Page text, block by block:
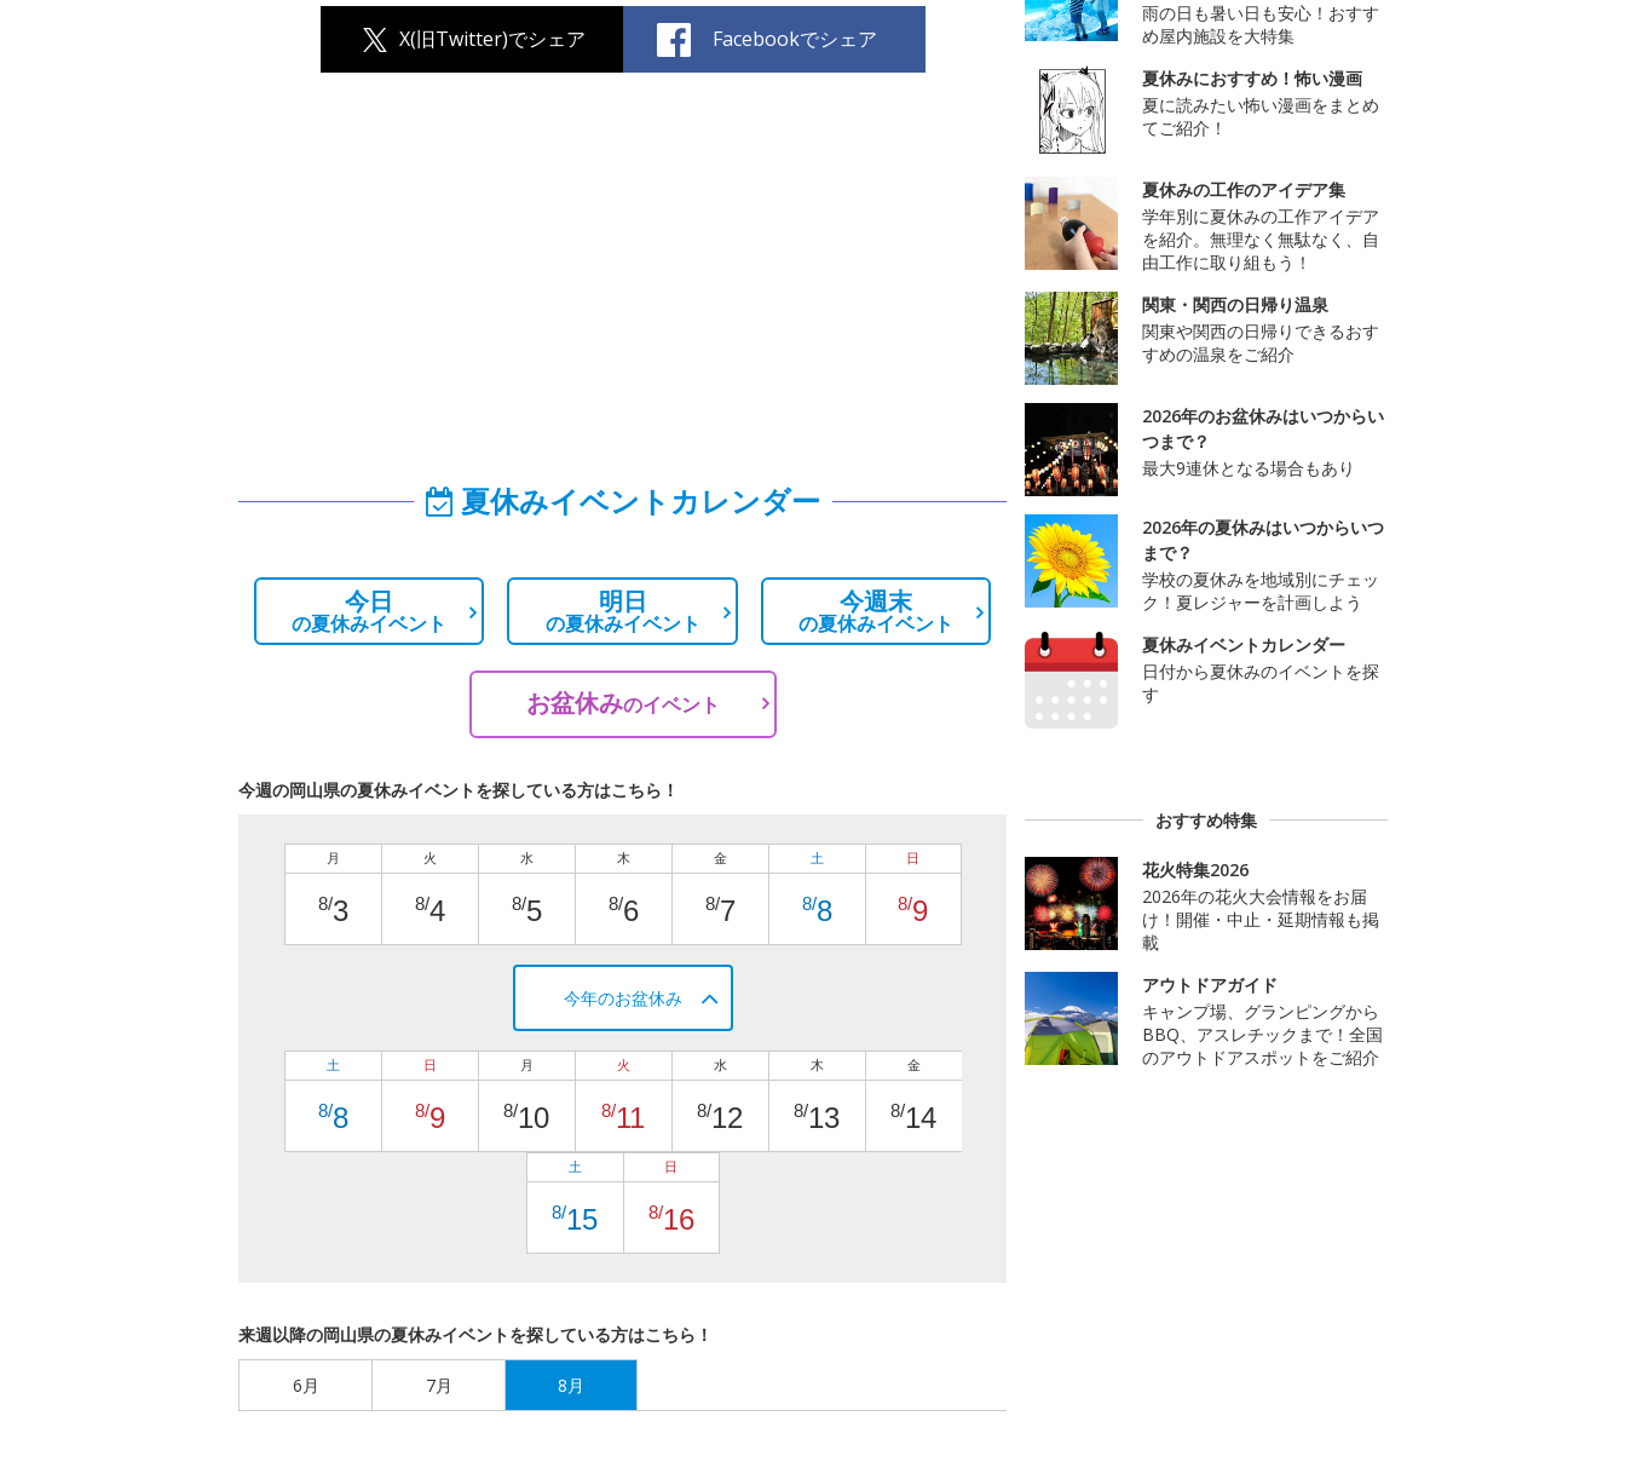
X(旧Twitter)でシェア Facebookでシェア
夏休みイベントカレンダー
今日
の夏休みイベント
明日
の夏休みイベント
今週末
の夏休みイベント
お盆休みのイベント
今週の岡山県の夏休みイベントを探している方はこちら！
月
8/3
火
8/4
水
8/5
木
8/6
金
8/7
土
8/8
日
8/9
今年のお盆休み
土
8/8
日
8/9
月
8/10
火
8/11
水
8/12
木
8/13
金
8/14
土
8/15
日
8/16
来週以降の岡山県の夏休みイベントを探している方はこちら！
6月 7月 8月
雨の日も暑い日も安心！おすす
め屋内施設を大特集
夏休みにおすすめ！怖い漫画
夏に読みたい怖い漫画をまとめ
てご紹介！
夏休みの工作のアイデア集
学年別に夏休みの工作アイデア
を紹介。無理なく無駄なく、自
由工作に取り組もう！
関東・関西の日帰り温泉
関東や関西の日帰りできるおす
すめの温泉をご紹介
2026年のお盆休みはいつからい
つまで？
最大9連休となる場合もあり
2026年の夏休みはいつからいつ
まで？
学校の夏休みを地域別にチェッ
ク！夏レジャーを計画しよう
夏休みイベントカレンダー
日付から夏休みのイベントを探
す
おすすめ特集
花火特集2026
2026年の花火大会情報をお届
け！開催・中止・延期情報も掲
載
アウトドアガイド
キャンプ場、グランピングから
BBQ、アスレチックまで！全国
のアウトドアスポットをご紹介